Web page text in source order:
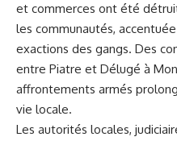
et commerces ont été
les communautés,
exactions des gangs. Des
entre Piatre et Délugé à
affrontements armés
vie locale.
Les autorités locales,